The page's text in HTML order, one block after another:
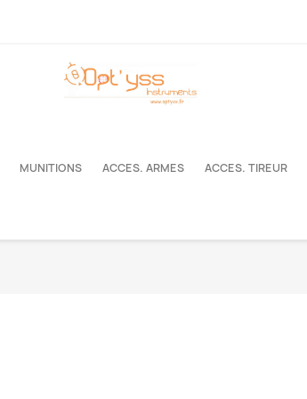
MUNITIONS ACCES. ARMES ACCES. TIREUR